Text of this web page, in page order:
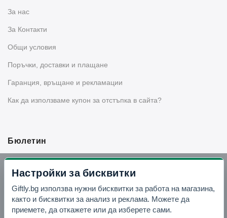
За нас
За Контакти
Общи условия
Поръчки, доставки и плащане
Гаранция, връщане и рекламации
Как да използваме купон за отстъпка в сайта?
Бюлетин
Вземи -10% отстъпка в Telegram
Отвори Telegram
Настройки за бисквитки
Giftly.bg използва нужни бисквитки за работа на магазина,
както и бисквитки за анализ и реклама. Можете да
приемете, да откажете или да изберете сами.